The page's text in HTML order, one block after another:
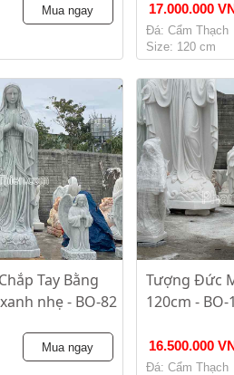
Mua ngay 17.000.000
Đá: Cẩm Thạch
Size: 120 cm
Tay Bằng
nhẹ - BO-82
Mua ngay
Tượng Đức
120cm - BO-
16.500.000
Đá: Cẩm Thạch